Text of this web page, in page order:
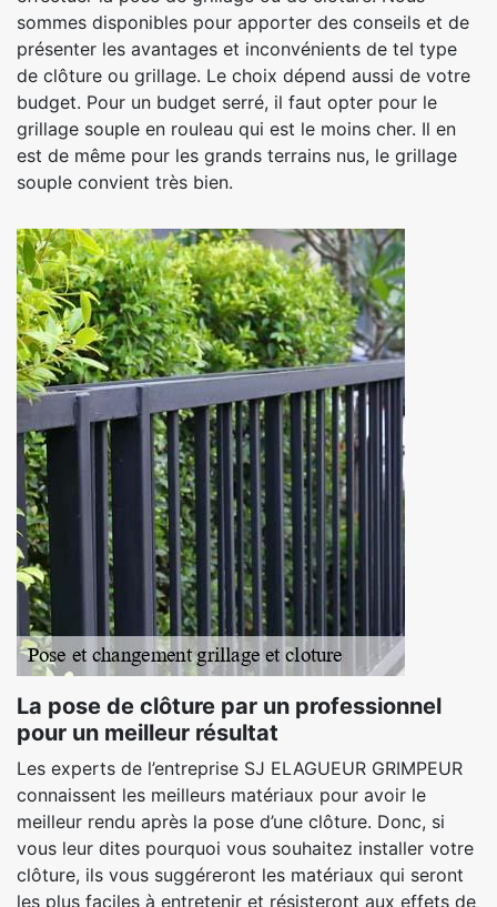
sommes disponibles pour apporter des conseils et de
présenter les avantages et inconvénients de tel type
de clôture ou grillage. Le choix dépend aussi de votre
budget. Pour un budget serré, il faut opter pour le
grillage souple en rouleau qui est le moins cher. Il en
est de même pour les grands terrains nus, le grillage
souple convient très bien.
La pose de clôture par un professionnel
pour un meilleur résultat
Les experts de l’entreprise SJ ELAGUEUR GRIMPEUR
connaissent les meilleurs matériaux pour avoir le
meilleur rendu après la pose d’une clôture. Donc, si
vous leur dites pourquoi vous souhaitez installer votre
clôture, ils vous suggéreront les matériaux qui seront
les plus faciles à entretenir et résisteront aux effets de